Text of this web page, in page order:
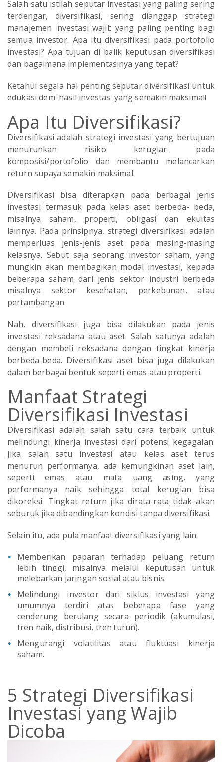
Salah satu istilah seputar investasi yang paling sering
terdengar, diversifikasi, sering dianggap strategi
manajemen investasi wajib yang paling penting bagi
semua investor. Apa itu diversifikasi pada portofolio
investasi? Apa tujuan di balik keputusan diversifikasi
dan bagaimana implementasinya yang tepat?
Ketahui segala hal penting seputar diversifikasi untuk
edukasi demi hasil investasi yang semakin maksimal!
Apa Itu Diversifikasi?
Diversifikasi adalah strategi investasi yang bertujuan
menurunkan risiko kerugian pada
komposisi/portofolio dan membantu melancarkan
return supaya semakin maksimal.
Diversifikasi bisa diterapkan pada berbagai jenis
investasi termasuk pada kelas aset berbeda- beda,
misalnya saham, properti, obligasi dan ekuitas
lainnya. Pada prinsipnya, strategi diversifikasi adalah
memperluas jenis-jenis aset pada masing-masing
kelasnya. Sebut saja seorang investor saham, yang
mungkin akan membagikan modal investasi, kepada
beberapa saham dari jenis sektor industri berbeda
misalnya sektor kesehatan, perkebunan, atau
pertambangan.
Nah, diversifikasi juga bisa dilakukan pada jenis
investasi reksadana atau aset. Salah satunya adalah
dengan membeli reksadana dengan tingkat kinerja
berbeda-beda. Diversifikasi aset bisa juga dilakukan
dalam berbagai bentuk seperti emas atau properti.
Manfaat Strategi
Diversifikasi Investasi
Diversifikasi adalah salah satu cara terbaik untuk
melindungi kinerja investasi dari potensi kegagalan.
Jika salah satu investasi atau kelas aset terus
menurun performanya, ada kemungkinan aset lain,
seperti emas atau mata uang asing, yang
performanya naik sehingga total kerugian bisa
dikoreksi. Tingkat return jika dirata-rata tidak akan
seburuk jika dibandingkan kondisi tanpa diversifikasi.
Selain itu, ada pula manfaat diversifikasi yang lain:
Memberikan paparan terhadap peluang return
lebih tinggi, misalnya melalui keputusan untuk
melebarkan jaringan sosial atau bisnis.
Melindungi investor dari siklus investasi yang
umumnya terdiri atas beberapa fase yang
cenderung berulang secara periodik (akumulasi,
tren naik, distribusi, tren turun).
Mengurangi volatilitas atau fluktuasi kinerja
saham.
5 Strategi Diversifikasi
Investasi yang Wajib
Dicoba